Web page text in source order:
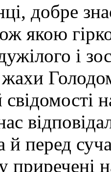
добре
якою
і
свідомості
перед
приречені